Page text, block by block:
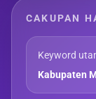
CAKUPAN
Keyword
Kabupaten